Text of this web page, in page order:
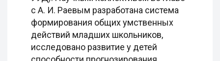
с А. И. Раевым разработана система
формирования общих умственных
действий младших школьников,
исследовано развитие у детей